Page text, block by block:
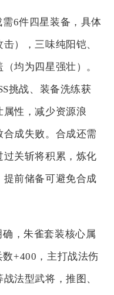
6件四星装备，具体
），三味纯阳铠、
均为四星强壮）。
挑战、装备洗练获
性，减少资源浪
成失败。合成还需
关斩将积累，炼化
前储备可避免合成
，朱雀套装核心属
+400，主打战法伤
法型武将，推图、